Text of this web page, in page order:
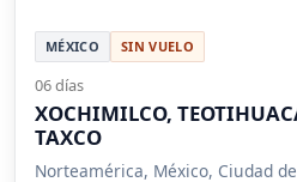
MÉXICO SIN VUELO
06 días
XOCHIMILCO,
TAXCO
Norteamérica, México, Ciudad